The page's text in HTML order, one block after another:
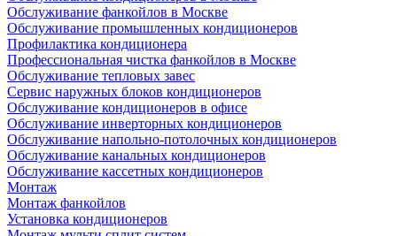
Обслуживание фанкойлов в Москве
Обслуживание промышленных кондиционеров
Профилактика кондиционера
Профессиональная чистка фанкойлов в Москве
Обслуживание тепловых завес
Сервис наружных блоков кондиционеров
Обслуживание кондиционеров в офисе
Обслуживание инверторных кондиционеров
Обслуживание напольно-потолочных кондиционеров
Обслуживание канальных кондиционеров
Обслуживание кассетных кондиционеров
Монтаж
Монтаж фанкойлов
Установка кондиционеров